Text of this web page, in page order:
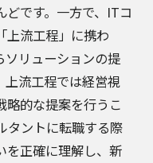
です。一方で、ITコ
上流工程」に携わ
ソリューションの提
上流工程では経営視
略的な提案を行うこ
タントに転職する際
を正確に理解し、新